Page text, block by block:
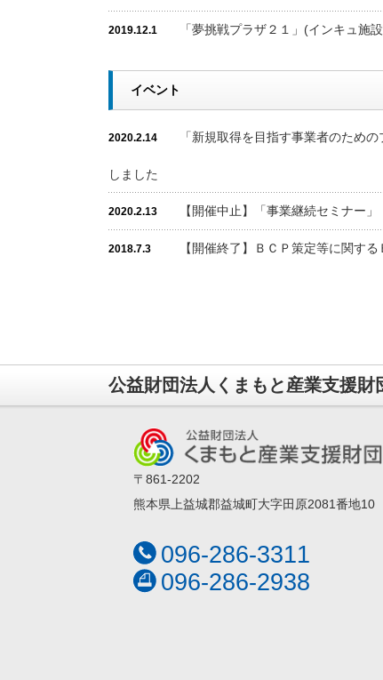
2019.12.1 「夢挑戦プラザ２１」(インキュ施
イベント
2020.2.14 「新規取得を目指す事業者のため
しました
2020.2.13 【開催中止】「事業継続セミナー」
2018.7.3 【開催終了】ＢＣＰ策定等に関す
公益財団法人くまもと産業支援財
〒861-2202
熊本県上益城郡益城町大字田原2081番地10
096-286-3311
096-286-2938